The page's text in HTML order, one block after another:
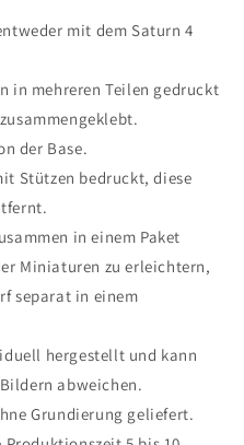
mit dem Saturn 4
in mehreren Teilen gedruckt
der Base.
Stützen bedruckt, diese
in einem Paket
Miniaturen zu erleichtern,
separat in einem
hergestellt und kann
abweichen.
Grundierung geliefert.